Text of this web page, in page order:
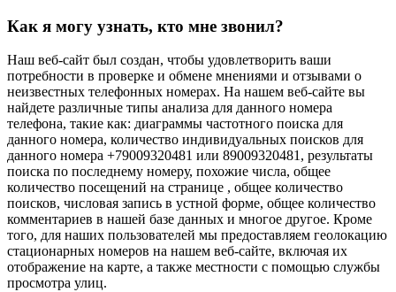
Как я могу узнать, кто мне звонил?
Наш веб-сайт был создан, чтобы удовлетворить ваши
потребности в проверке и обмене мнениями и отзывами о
неизвестных телефонных номерах. На нашем веб-сайте вы
найдете различные типы анализа для данного номера
телефона, такие как: диаграммы частотного поиска для
данного номера, количество индивидуальных поисков для
данного номера +79009320481 или 89009320481, результаты
поиска по последнему номеру, похожие числа, общее
количество посещений на странице , общее количество
поисков, числовая запись в устной форме, общее количество
комментариев в нашей базе данных и многое другое. Кроме
того, для наших пользователей мы предоставляем геолокацию
стационарных номеров на нашем веб-сайте, включая их
отображение на карте, а также местности с помощью службы
просмотра улиц.